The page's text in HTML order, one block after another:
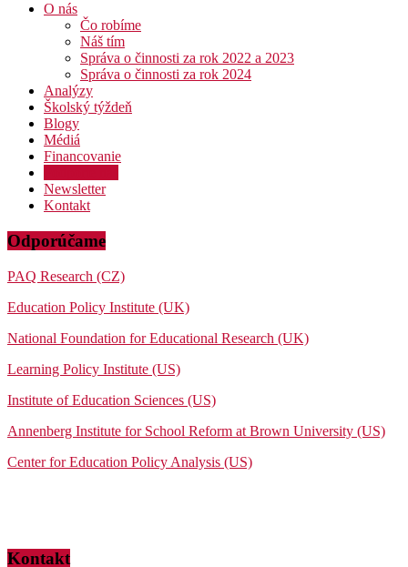
O nás
Čo robíme
Náš tím
Správa o činnosti za rok 2022 a 2023
Správa o činnosti za rok 2024
Analýzy
Školský týždeň
Blogy
Médiá
Financovanie
Newsletter
Kontakt
Odporúčame
PAQ Research (CZ)
Education Policy Institute (UK)
National Foundation for Educational Research (UK)
Learning Policy Institute (US)
Institute of Education Sciences (US)
Annenberg Institute for School Reform at Brown University (US)
Center for Education Policy Analysis (US)
Kontakt